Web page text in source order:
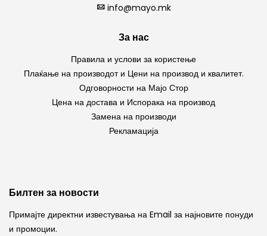
info@mayo.mk
За нас
Правила и услови за користење
Плаќање на производот и Цени на производ и квалитет.
Одговорности на Мајо Стор
Цена на достава и Испорака на производ
Замена на производи
Рекламација
Билтен за новости
Примајте директни известувања на Email за најновите понуди
и промоции.